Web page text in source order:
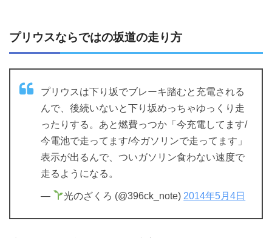
プリウスならではの坂道の走り方
プリウスは下り坂でブレーキ踏むと充電される
んで、後続いないと下り坂めっちゃゆっくり走
ったりする。あと燃費っつか「今充電してます/
今電池で走ってます/今ガソリンで走ってます」
表示が出るんで、ついガソリン食わない速度で
走るようになる。
— 光のざくろ (@396ck_note) 2014年5月4日